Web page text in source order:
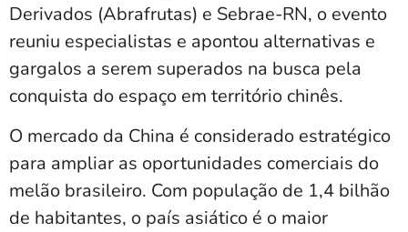
Derivados (Abrafrutas) e Sebrae-RN, o evento
reuniu especialistas e apontou alternativas e
gargalos a serem superados na busca pela
conquista do espaço em território chinês.
O mercado da China é considerado estratégico
para ampliar as oportunidades comerciais do
melão brasileiro. Com população de 1,4 bilhão
de habitantes, o país asiático é o maior